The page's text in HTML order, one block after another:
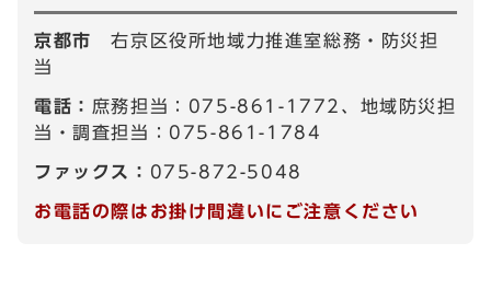
京都市右京区役所地域力推進室総務・防災担
当
電話： 庶務担当：075-861-1772、地域防災担
当・調査担当：075-861-1784
ファックス： 075-872-5048
お電話の際はお掛け間違いにご注意ください